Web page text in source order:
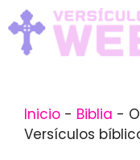
Skip
to
content
Inicio - Biblia -
Versículos